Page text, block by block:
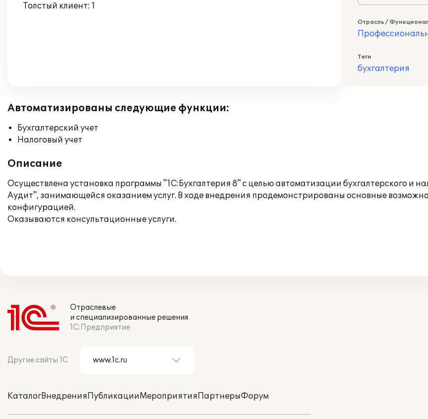
Толстый клиент: 1
Отрасль /
Теги
бухгалтерия
Автоматизированы следующие функции:
Бухгалтерский учет
Налоговый учет
Описание
Осуществлена установка программы "1C:Бухгалтерия 8" с целью автоматизации бухгалтерского и
Аудит", занимающейся оказанием услуг. В ходе внедрения продемонстрированы основные
конфигурацией.
Оказываются консультационные услуги.
Отраслевые
и специализированные решения
1С:Предприятие
Другие сайты 1С
КаталогВнедренияПубликацииМероприятияПартнерыФорум